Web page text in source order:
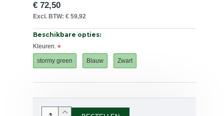
€ 72,50
Excl. BTW: € 59,92
Beschikbare opties:
Kleuren.
stormy green Blauw Zwart